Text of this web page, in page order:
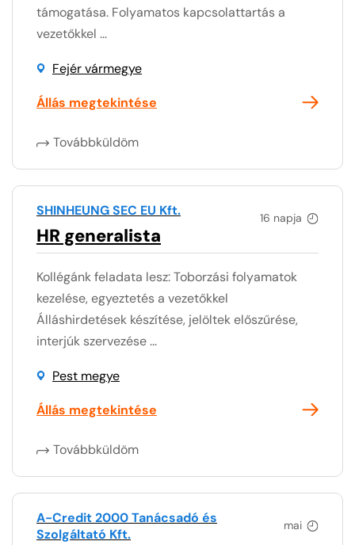
támogatása. Folyamatos kapcsolattartás a
vezetőkkel ...
Fejér vármegye
Állás megtekintése
Továbbküldöm
16 napja
SHINHEUNG SEC EU Kft.
HR generalista
Kollégánk feladata lesz: Toborzási folyamatok
kezelése, egyeztetés a vezetőkkel
Álláshirdetések készítése, jelöltek előszűrése,
interjúk szervezése ...
Pest megye
Állás megtekintése
Továbbküldöm
mai
A-Credit 2000 Tanácsadó és
Szolgáltató Kft.